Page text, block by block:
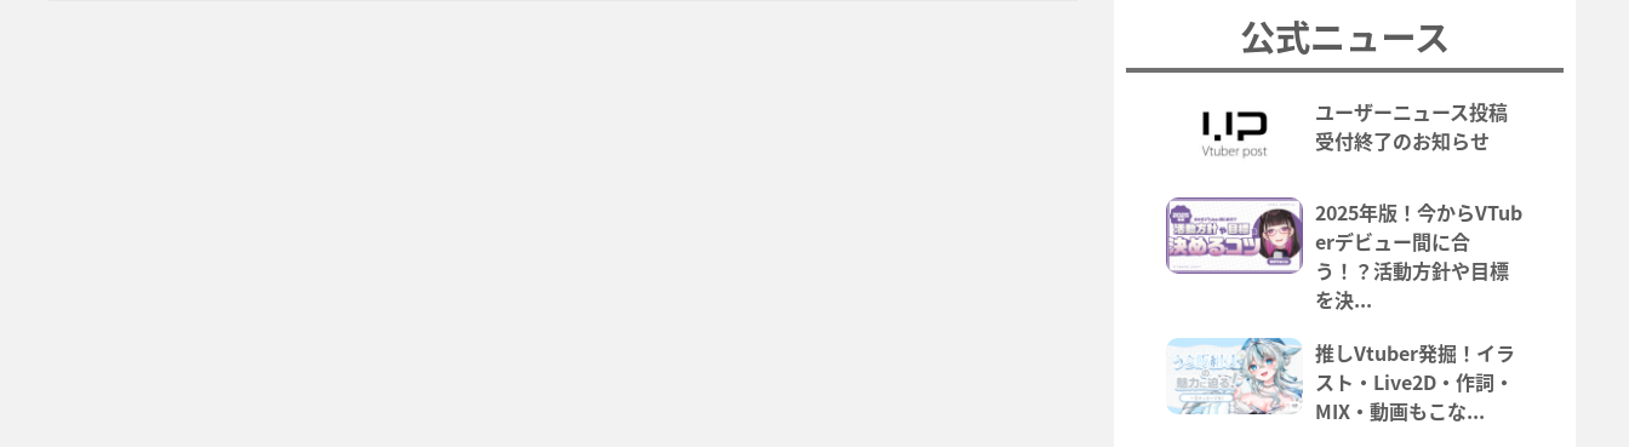
公式ニュース
ユーザーニュース投稿
受付終了のお知らせ
2025年版！今からVTub
erデビュー間に合
う！？活動方針や目標
を決...
推しVtuber発掘！イラ
スト・Live2D・作詞・
MIX・動画もこな...